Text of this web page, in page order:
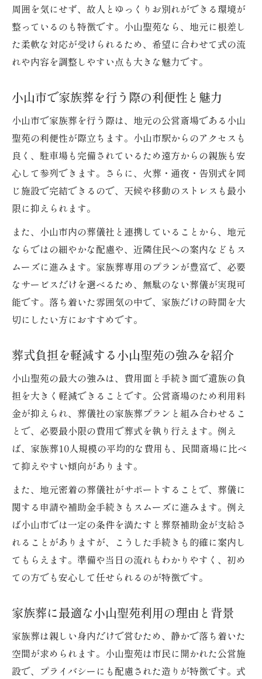
周囲を気にせず、故人とゆっくりお別れができる環境が
整っているのも特徴です。小山聖苑なら、地元に根差し
た柔軟な対応が受けられるため、希望に合わせて式の流
れや内容を調整しやすい点も大きな魅力です。
小山市で家族葬を行う際の利便性と魅力
小山市で家族葬を行う際は、地元の公営斎場である小山
聖苑の利便性が際立ちます。小山市駅からのアクセスも
良く、駐車場も完備されているため遠方からの親族も安
心して参列できます。さらに、火葬・通夜・告別式を同
じ施設で完結できるので、天候や移動のストレスも最小
限に抑えられます。
また、小山市内の葬儀社と連携していることから、地元
ならではの細やかな配慮や、近隣住民への案内などもス
ムーズに進みます。家族葬専用のプランが豊富で、必要
なサービスだけを選べるため、無駄のない葬儀が実現可
能です。落ち着いた雰囲気の中で、家族だけの時間を大
切にしたい方におすすめです。
葬式負担を軽減する小山聖苑の強みを紹介
小山聖苑の最大の強みは、費用面と手続き面で遺族の負
担を大きく軽減できることです。公営斎場のため利用料
金が抑えられ、葬儀社の家族葬プランと組み合わせるこ
とで、必要最小限の費用で葬式を執り行えます。例え
ば、家族葬10人規模の平均的な費用も、民間斎場に比べ
て抑えやすい傾向があります。
また、地元密着の葬儀社がサポートすることで、葬儀に
関する申請や補助金手続きもスムーズに進みます。例え
ば小山市では一定の条件を満たすと葬祭補助金が支給さ
れることがありますが、こうした手続きも的確に案内し
てもらえます。準備や当日の流れもわかりやすく、初め
ての方でも安心して任せられるのが特徴です。
家族葬に最適な小山聖苑利用の理由と背景
家族葬は親しい身内だけで営むため、静かで落ち着いた
空間が求められます。小山聖苑は市民に開かれた公営施
設で、プライバシーにも配慮された造りが特徴です。式